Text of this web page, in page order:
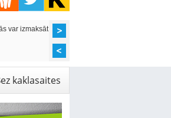
var izmaksāt
kaklasaites